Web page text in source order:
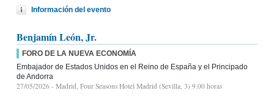
Información del evento
Benjamín León, Jr.
FORO DE LA NUEVA ECONOMÍA
Embajador de Estados Unidos en el Reino de España y el Principado
de Andorra
27/05/2026 - Madrid, Four Seasons Hotel Madrid (Sevilla, 3) 9.00 horas